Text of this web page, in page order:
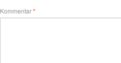
Kommentar*